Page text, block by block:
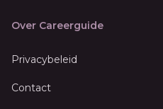
Over Careerguide
Privacybeleid
Contact